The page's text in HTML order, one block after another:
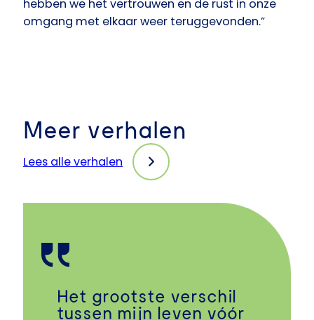
hebben we het vertrouwen en de rust in onze
omgang met elkaar weer teruggevonden.”
Meer verhalen
Lees alle verhalen
Het grootste verschil
tussen mijn leven vóór